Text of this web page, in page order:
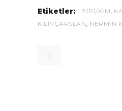
Etiketler: BIRI/KIM,
KILINÇARSLAN, NERMIN